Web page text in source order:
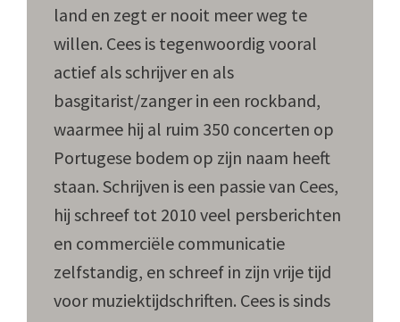
land en zegt er nooit meer weg te
willen. Cees is tegenwoordig vooral
actief als schrijver en als
basgitarist/zanger in een rockband,
waarmee hij al ruim 350 concerten op
Portugese bodem op zijn naam heeft
staan. Schrijven is een passie van Cees,
hij schreef tot 2010 veel persberichten
en commerciële communicatie
zelfstandig, en schreef in zijn vrije tijd
voor muziektijdschriften. Cees is sinds